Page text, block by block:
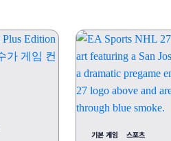
기본 게임 스포츠